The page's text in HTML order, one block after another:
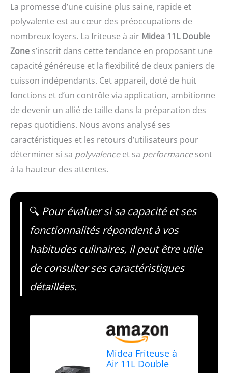
La promesse d’une cuisine plus saine, rapide et
polyvalente est au cœur des préoccupations de
nombreux foyers. La friteuse à air Midea 11L Double
Zone s’inscrit dans cette tendance en proposant une
capacité généreuse et la flexibilité de deux paniers de
cuisson indépendants. Cet appareil, doté de huit
fonctions et d’un contrôle via application, ambitionne
de devenir un allié de taille dans la préparation des
repas quotidiens. Nous avons analysé ses
caractéristiques et les retours d’utilisateurs pour
déterminer si sa polyvalenceet sa performancesont
à la hauteur des attentes.
🔍 Pour évaluer si sa capacité et ses
fonctionnalités répondent à vos
habitudes culinaires, il peut être utile
de consulter ses caractéristiques
détaillées.
Midea Friteuse à
Air 11L Double